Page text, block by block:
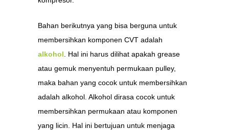
Bahan berikutnya yang bisa berguna untuk
membersihkan komponen CVT adalah
alkohol . Hal ini harus dilihat apakah grease
atau gemuk menyentuh permukaan pulley,
maka bahan yang cocok untuk membersihkan
adalah alkohol. Alkohol dirasa cocok untuk
membersihkan permukaan atau komponen
yang licin. Hal ini bertujuan untuk menjaga